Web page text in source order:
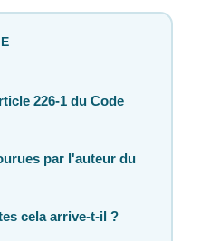
226-1 du Code
par l'auteur du
cela arrive-t-il ?